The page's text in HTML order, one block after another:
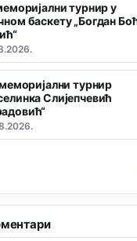
турнир у
баскету „Богдан
турнир
Слијепчевић